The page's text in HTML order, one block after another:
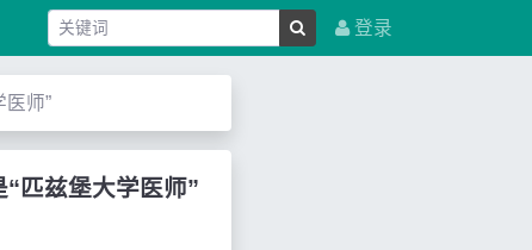
登录
医师”
匹兹堡大学医师”